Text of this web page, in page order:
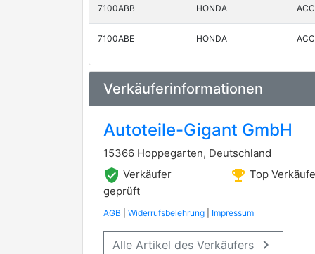
7100ABB HONDA
7100ABE HONDA
Verkäuferinformationen
Autoteile-Gigant GmbH
15366 Hoppegarten, Deutschland
verified_user Verkäufer
geprüft
emoji_events Top
AGB Widerrufsbelehrung Impressum
Alle Artikel des Verkäufers keyboard_arrow_right